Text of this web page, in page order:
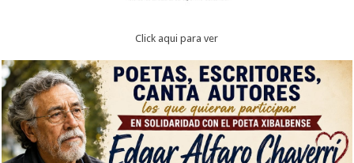
Click aqui para ver